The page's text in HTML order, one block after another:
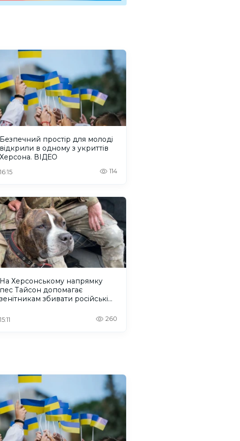
Безпечний простір для молоді
відкрили в одному з укриттів
Херсона. ВІДЕО
16:15 114
На Херсонському напрямку
пес Тайсон допомагає
зенітникам збивати російські
15:11 260